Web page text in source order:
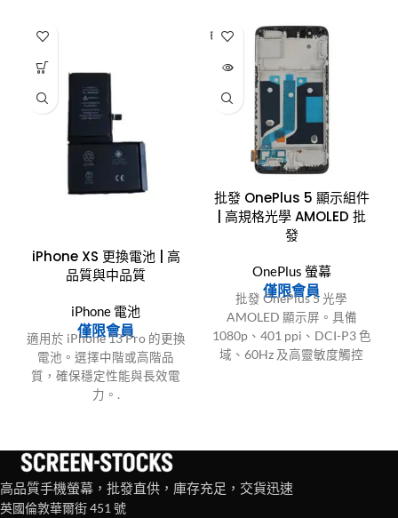
iPhone XS 更換電池 | 高
品質與中品質
iPhone 電池
僅限會員
適用於 iPhone 13 Pro 的更換
電池。選擇中階或高階品
質，確保穩定性能與長效電
力。.
已售完
批發 OnePlus 5 顯示組件
| 高規格光學 AMOLED 批
發
OnePlus 螢幕
僅限會員
批發 OnePlus 5 光學
AMOLED 顯示屏。具備
1080p、401 ppi、DCI-P3 色
域、60Hz 及高靈敏度觸控
高品質手機螢幕，批發直供，庫存充足，交貨迅速
英國倫敦華爾街 451 號